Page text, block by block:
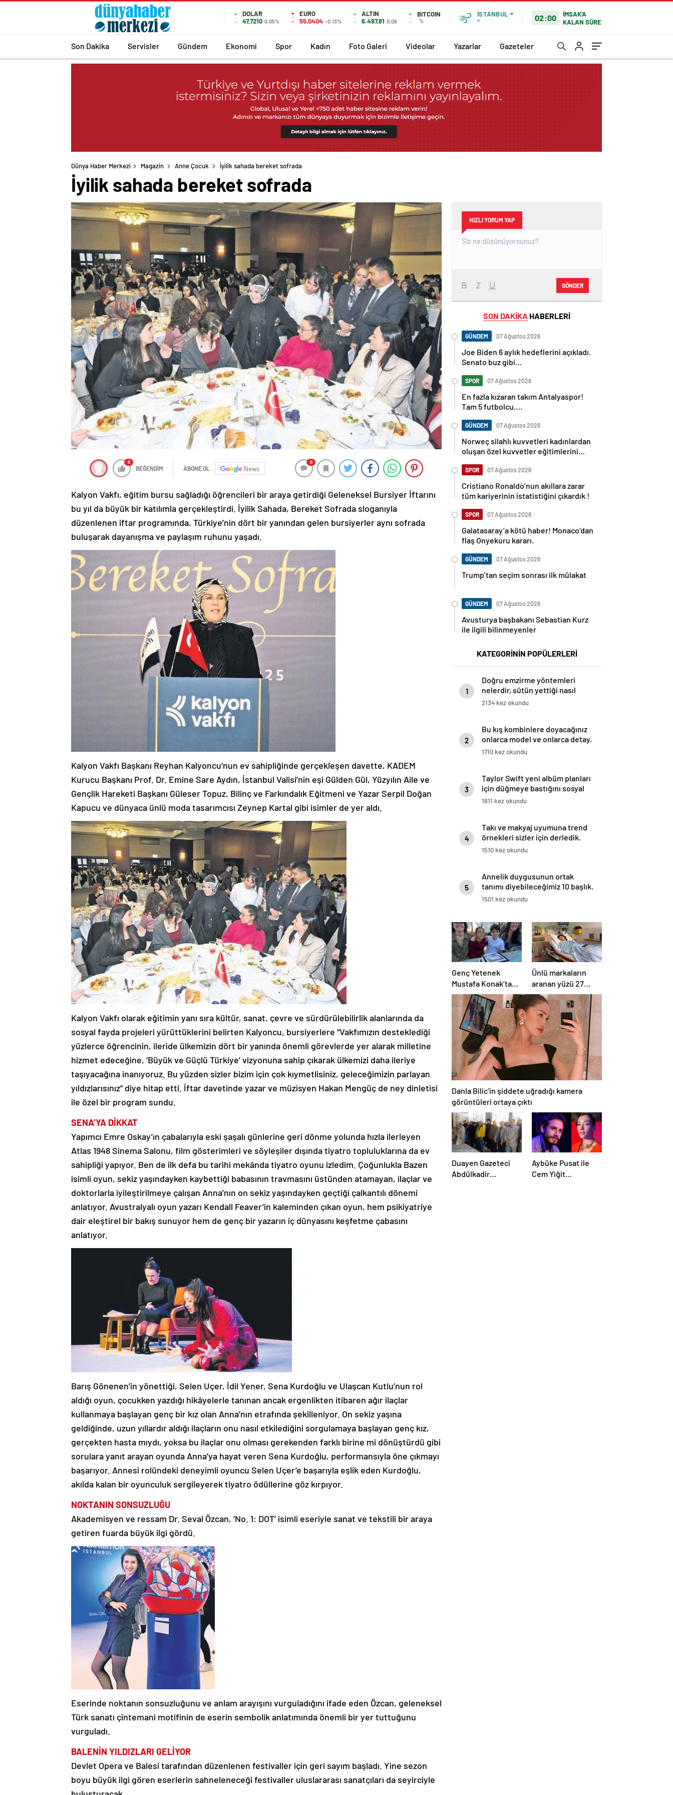
DOLAR
47,7210 0.05%
EURO
55,0404 -0.13%
ALTIN
6.497,81 0,08
BITCOIN
%
İSTANBUL
°
02:00
İMSAK'A
KALAN SÜRE
Son Dakika Servisler Gündem Ekonomi Spor Kadın Foto Galeri Videolar Yazarlar Gazeteler
Dünya Haber Merkezi Magazin Anne Çocuk İyilik sahada bereket sofrada
İyilik sahada bereket sofrada
0
BEĞENDİM ABONE OL News
0
Kalyon Vakfı, eğitim bursu sağladığı öğrencileri bir araya getirdiği Geleneksel Bursiyer İftarını
bu yıl da büyük bir katılımla gerçekleştirdi. İyilik Sahada, Bereket Sofrada sloganıyla
düzenlenen iftar programında, Türkiye’nin dört bir yanından gelen bursiyerler aynı sofrada
buluşarak dayanışma ve paylaşım ruhunu yaşadı.
Kalyon Vakfı Başkanı Reyhan Kalyoncu’nun ev sahipliğinde gerçekleşen davette, KADEM
Kurucu Başkanı Prof. Dr. Emine Sare Aydın, İstanbul Valisi’nin eşi Gülden Gül, Yüzyılın Aile ve
Gençlik Hareketi Başkanı Güleser Topuz, Bilinç ve Farkındalık Eğitmeni ve Yazar Serpil Doğan
Kapucu ve dünyaca ünlü moda tasarımcısı Zeynep Kartal gibi isimler de yer aldı.
Kalyon Vakfı olarak eğitimin yanı sıra kültür, sanat, çevre ve sürdürülebilirlik alanlarında da
sosyal fayda projeleri yürüttüklerini belirten Kalyoncu, bursiyerlere “Vakfımızın desteklediği
yüzlerce öğrencinin, ileride ülkemizin dört bir yanında önemli görevlerde yer alarak milletine
hizmet edeceğine, ‘Büyük ve Güçlü Türkiye’ vizyonuna sahip çıkarak ülkemizi daha ileriye
taşıyacağına inanıyoruz. Bu yüzden sizler bizim için çok kıymetlisiniz, geleceğimizin parlayan
yıldızlarısınız” diye hitap etti. İftar davetinde yazar ve müzisyen Hakan Mengüç de ney dinletisi
ile özel bir program sundu.
SENA’YA DİKKAT
Yapımcı Emre Oskay’ın çabalarıyla eski şaşalı günlerine geri dönme yolunda hızla ilerleyen
Atlas 1948 Sinema Salonu, film gösterimleri ve söyleşiler dışında tiyatro topluluklarına da ev
sahipliği yapıyor. Ben de ilk defa bu tarihi mekânda tiyatro oyunu izledim. Çoğunlukla Bazen
isimli oyun, sekiz yaşındayken kaybettiği babasının travmasını üstünden atamayan, ilaçlar ve
doktorlarla iyileştirilmeye çalışan Anna’nın on sekiz yaşındayken geçtiği çalkantılı dönemi
anlatıyor. Avustralyalı oyun yazarı Kendall Feaver’in kaleminden çıkan oyun, hem psikiyatriye
dair eleştirel bir bakış sunuyor hem de genç bir yazarın iç dünyasını keşfetme çabasını
anlatıyor.
Barış Gönenen’in yönettiği, Selen Uçer, İdil Yener, Sena Kurdoğlu ve Ulaşcan Kutlu’nun rol
aldığı oyun, çocukken yazdığı hikâyelerle tanınan ancak ergenlikten itibaren ağır ilaçlar
kullanmaya başlayan genç bir kız olan Anna’nın etrafında şekilleniyor. On sekiz yaşına
geldiğinde, uzun yıllardır aldığı ilaçların onu nasıl etkilediğini sorgulamaya başlayan genç kız,
gerçekten hasta mıydı, yoksa bu ilaçlar onu olması gerekenden farklı birine mi dönüştürdü gibi
sorulara yanıt arayan oyunda Anna’ya hayat veren Sena Kurdoğlu, performansıyla öne çıkmayı
başarıyor. Annesi rolündeki deneyimli oyuncu Selen Uçer’e başarıyla eşlik eden Kurdoğlu,
akılda kalan bir oyunculuk sergileyerek tiyatro ödüllerine göz kırpıyor.
NOKTANIN SONSUZLUĞU
Akademisyen ve ressam Dr. Seval Özcan, ‘No. 1: DOT’ isimli eseriyle sanat ve tekstili bir araya
getiren fuarda büyük ilgi gördü.
Eserinde noktanın sonsuzluğunu ve anlam arayışını vurguladığını ifade eden Özcan, geleneksel
Türk sanatı çintemani motifinin de eserin sembolik anlatımında önemli bir yer tuttuğunu
vurguladı.
BALENİN YILDIZLARI GELİYOR
Devlet Opera ve Balesi tarafından düzenlenen festivaller için geri sayım başladı. Yine sezon
boyu büyük ilgi gören eserlerin sahneleneceği festivaller uluslararası sanatçıları da seyirciyle
HIZLI YORUM YAP
GÖNDER
SON DAKİKA HABERLERİ
GÜNDEM 07 Ağustos 2026
Joe Biden 6 aylık hedeflerini açıkladı.
Senato buz gibi…
SPOR 07 Ağustos 2026
En fazla kızaran takım Antalyaspor!
Tam 5 futbolcu….
GÜNDEM 07 Ağustos 2026
Norweç silahlı kuvvetleri kadınlardan
oluşan özel kuvvetler eğitimlerini
SPOR 07 Ağustos 2026
Cristiano Ronaldo’nun akıllara zarar
tüm kariyerinin istatistiğini çıkardık !
SPOR 07 Ağustos 2026
Galatasaray’a kötü haber! Monaco’dan
flaş Onyekuru kararı.
GÜNDEM 07 Ağustos 2026
Trump’tan seçim sonrası ilk mülakat
GÜNDEM 07 Ağustos 2026
Avusturya başbakanı Sebastian Kurz
ile ilgili bilinmeyenler
KATEGORİNİN POPÜLERLERİ
1
Doğru emzirme yöntemleri
nelerdir, sütün yettiği nasıl
anlaşılır?
2134 kez okundu
2
Bu kış kombinlere doyacağınız
onlarca model ve onlarca detay.
1710 kez okundu
3
Taylor Swift yeni albüm planları
için düğmeye bastığını sosyal
medyadan duyurdu!
1611 kez okundu
4
Takı ve makyaj uyumuna trend
örnekleri sizler için derledik.
1510 kez okundu
5
Annelik duygusunun ortak
tanımı diyebileceğimiz 10 başlık.
1501 kez okundu
Genç Yetenek
Mustafa Konak’tan
20. Proje Müjdesi
Ünlü markaların
aranan yüzü 27
yaşında hayatını
kaybetti
Danla Bilic’in şiddete uğradığı kamera
görüntüleri ortaya çıktı
Duayen Gazeteci
Abdülkadir
Aybüke Pusat ile
Cem Yiğit